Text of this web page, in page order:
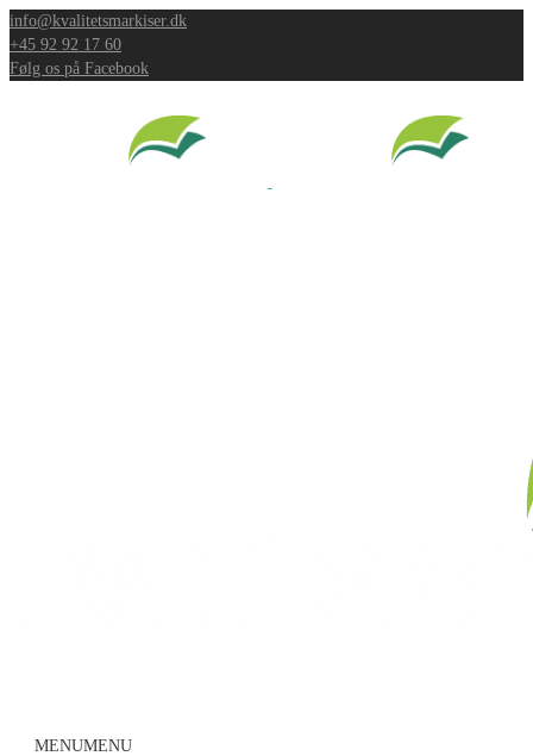
info@kvalitetsmarkiser.dk
+45 92 92 17 60
Følg os på Facebook
MENUMENU